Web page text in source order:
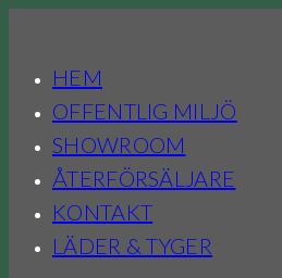
HEM
OFFENTLIG MILJÖ
SHOWROOM
ÅTERFÖRSÄLJARE
KONTAKT
LÄDER & TYGER